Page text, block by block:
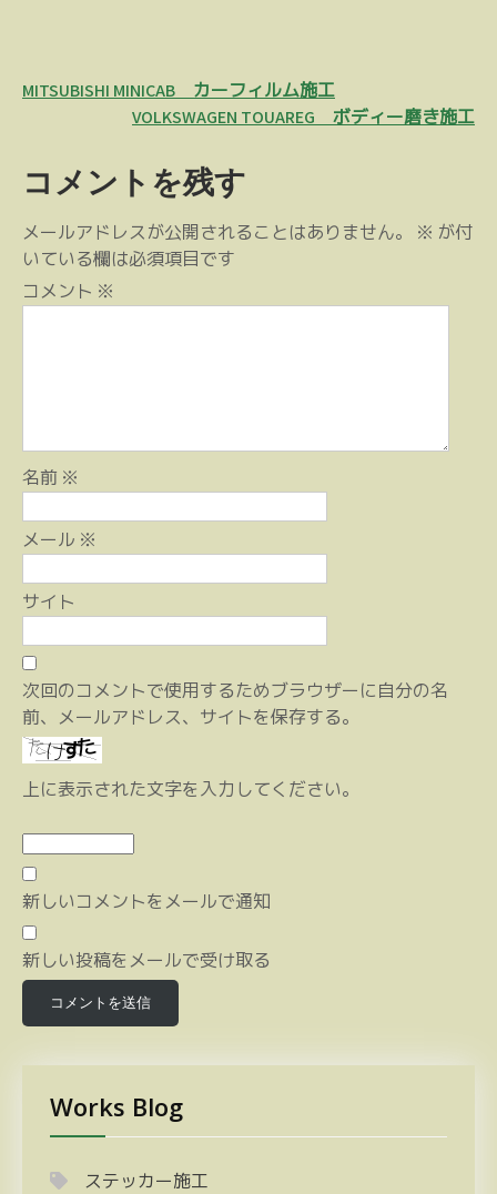
投
ビ
ゲ
ー
シ
MITSUBISHI MINICAB カーフィルム施工
VOLKSWAGEN TOUAREG ボディー磨き施工
コメントを残す
メールアドレスが公開されることはありません。 ※ が付
いている欄は必須項目です
コメント ※
名前 ※
メール ※
サイト
次回のコメントで使用するためブラウザーに自分の名
前、メールアドレス、サイトを保存する。
上に表示された文字を入力してください。
新しいコメントをメールで通知
新しい投稿をメールで受け取る
Works Blog
ステッカー施工